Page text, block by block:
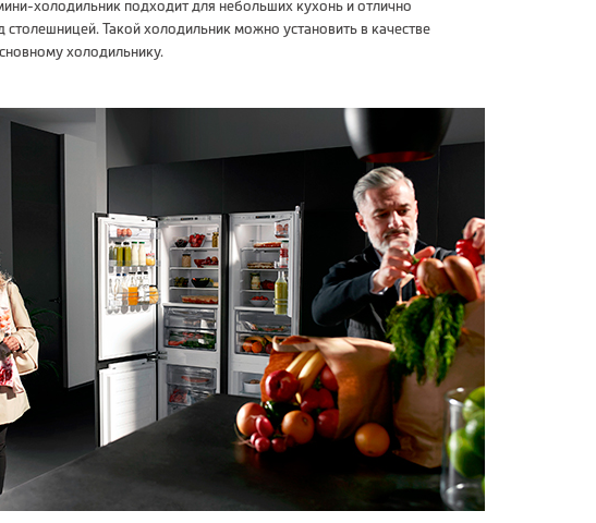
холодильник подходит для небольших кухонь и отлично
столешницей. Такой холодильник можно установить в качестве
холодильнику.